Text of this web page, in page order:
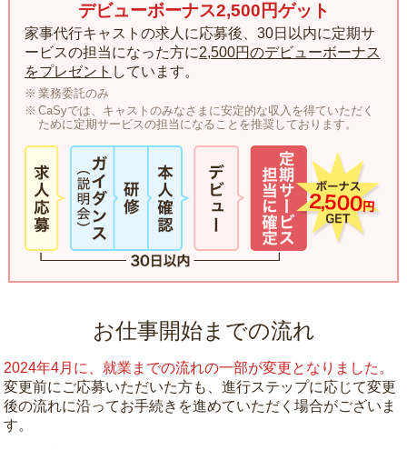
デビューボーナス2,500円ゲット
家事代行キャストの求人に応募後、30日以内に定期サ
ービスの担当になった方に2,500円のデビューボーナス
をプレゼント しています。
業務委託のみ
CaSyでは、キャストのみなさまに安定的な収入を得ていただく
ために定期サービスの担当になることを推奨しております。
お仕事開始までの流れ
2024年4月に、就業までの流れの一部が変更となりました。
変更前にご応募いただいた方も、進行ステップに応じて変更
後の流れに沿ってお手続きを進めていただく場合がございま
す。